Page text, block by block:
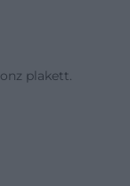
plakett.